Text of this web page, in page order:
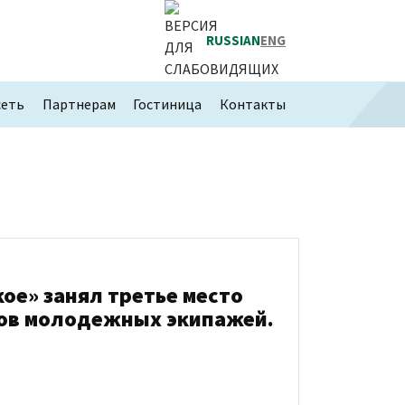
RUSSIANENG
Партнерам Гостиница Контакты
занял третье место
молодежных экипажей.